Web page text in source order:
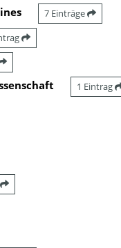
7 Einträge
1 Eintrag